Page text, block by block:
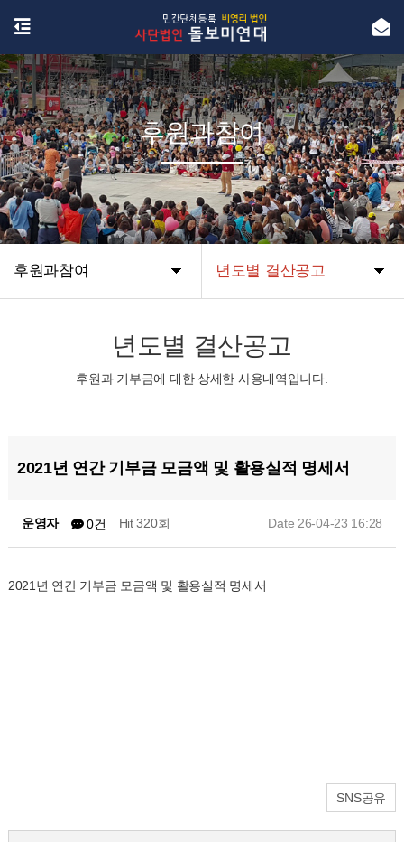
후원과참여 년도별 결산공고
후원과참여
년도별 결산공고
후원과 기부금에 대한 상세한 사용내역입니다.
2021년 연간 기부금 모금액 및 활용실적 명세서
운영자 0건 Hit 320회 Date 26-04-23 16:28
2021년 연간 기부금 모금액 및 활용실적 명세서
SNS공유